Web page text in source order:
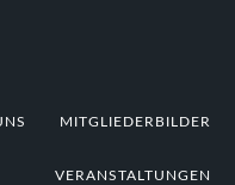
MITGLIEDERBILDER
VERANSTALTUNGEN